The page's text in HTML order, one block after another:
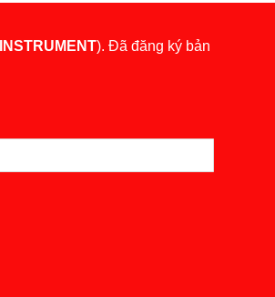
). Đã đăng ký bản